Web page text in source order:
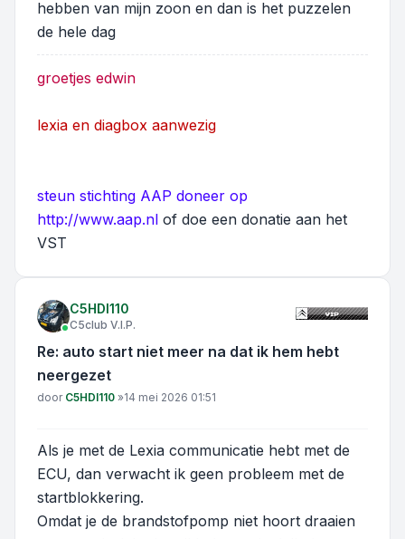
hebben van mijn zoon en dan is het puzzelen
de hele dag
groetjes edwin
lexia en diagbox aanwezig
steun stichting AAP doneer op
http://www.aap.nl of doe een donatie aan het
VST
C5HDI110
C5club V.I.P.
Re: auto start niet meer na dat ik hem hebt
neergezet
Bericht
door C5HDI110 »14 mei 2026 01:51
Als je met de Lexia communicatie hebt met de
ECU, dan verwacht ik geen probleem met de
startblokkering.
Omdat je de brandstofpomp niet hoort draaien